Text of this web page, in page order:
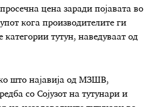
цена заради појавата во
кога производителите ги
тутун, наведуваат од
што најавија од МЗШВ,
со Сојузот на тутунари и